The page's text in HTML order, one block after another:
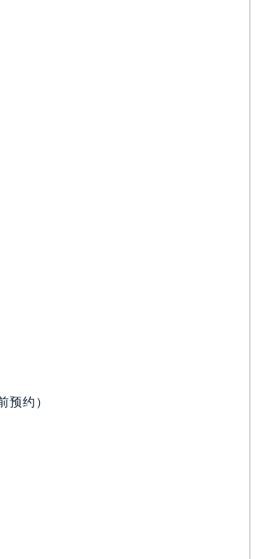
预约）
广场）10层13室（需提前预约）
（需提前预约）
（需提前预约）
前预约）
）
前预约）
预约）